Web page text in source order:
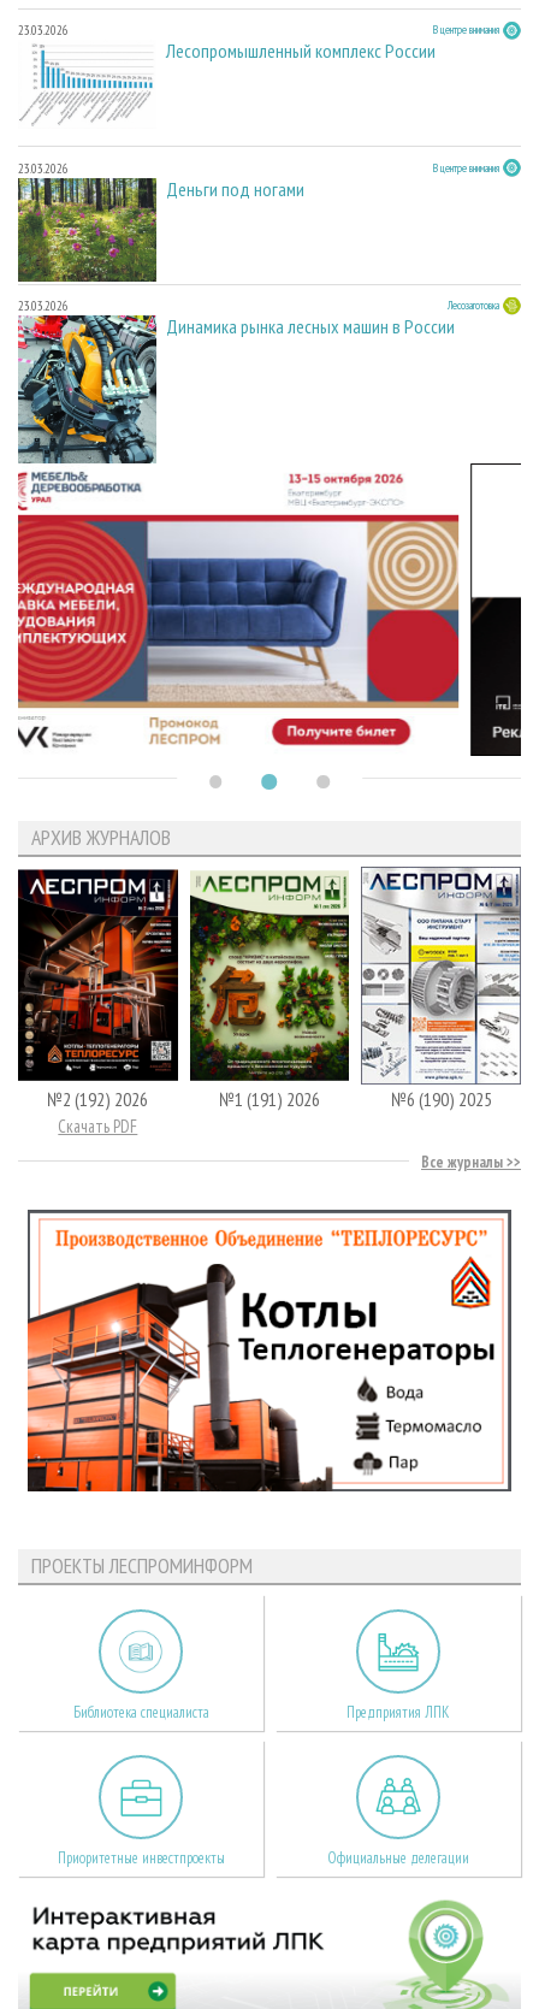
23.03.2026 В центре внимания
Лесопромышленный комплекс России
23.03.2026 В центре внимания
Деньги под ногами
23.03.2026 Лесозаготовка
Динамика рынка лесных машин в России
АРХИВ ЖУРНАЛОВ
№2 (192) 2026
Скачать PDF
№1 (191) 2026 №6 (190) 2025
Все журналы
ПРОЕКТЫ ЛЕСПРОМИНФОРМ
Библиотека специалиста Предприятия ЛПК
Приоритетные инвестпроекты Официальные делегации